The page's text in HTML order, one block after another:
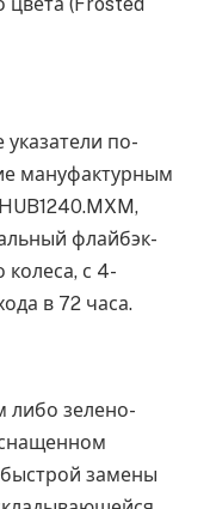
по-
мануфактурным
флайбэк-
с 4-
в 72 часа.
либо зелено-
замены